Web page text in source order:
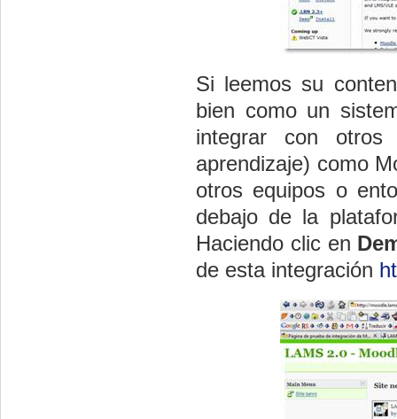
Si leemos su
bien como un
integrar con
aprendizaje) como
otros equipos o
debajo de la
Haciendo clic en
de esta integración